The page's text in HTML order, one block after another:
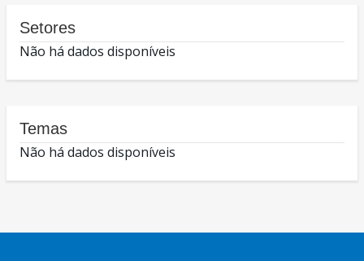
Setores
Não há dados disponíveis
Temas
Não há dados disponíveis